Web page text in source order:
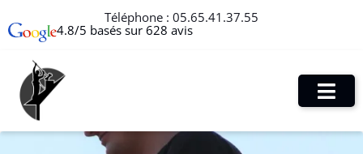
Téléphone : 05.65.41.37.55
4.8/5 basés sur 628 avis